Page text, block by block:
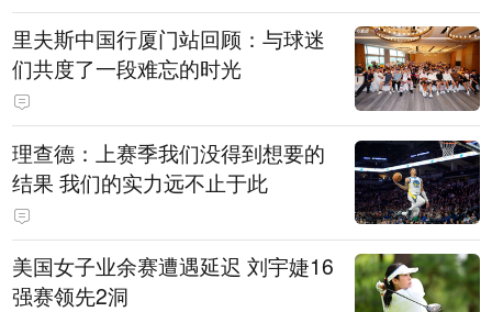
里夫斯中国行厦门站回顾：与球迷
们共度了一段难忘的时光
理查德：上赛季我们没得到想要的
结果 我们的实力远不止于此
美国女子业余赛遭遇延迟 刘宇婕16
强赛领先2洞